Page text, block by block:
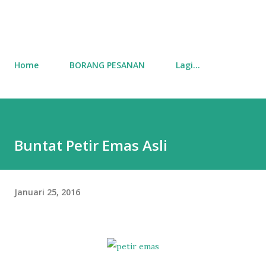
Home BORANG PESANAN Lagi…
Buntat Petir Emas Asli
Januari 25, 2016